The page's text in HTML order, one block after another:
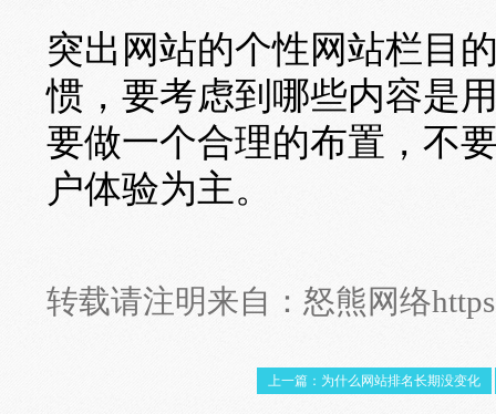
突出网站的个性网站栏目
惯，要考虑到哪些内容是
要做一个合理的布置，不
户体验为主。
转载请注明来自： 怒熊网络
上一篇：为什么网站排名长期没变化